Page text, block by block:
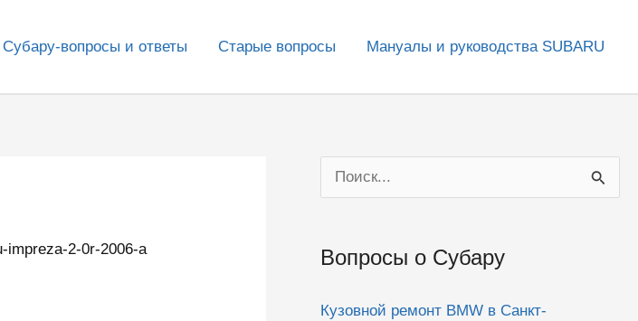
Субару-вопросы и ответы Старые вопросы Мануалы и руководства SUBARU
impreza-2-0r-2006-a
о
с
Вопросы о Субару
Кузовной ремонт BMW в Санкт-